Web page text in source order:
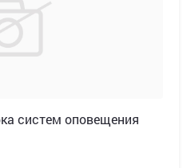
систем оповещения